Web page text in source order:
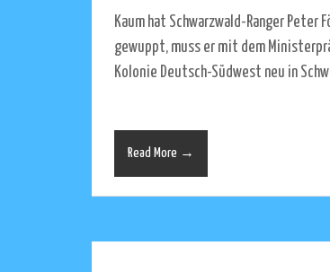
Kaum hat Schwarzwald-Ranger Peter
gewuppt, muss er mit dem
Kolonie Deutsch-Südwest neu in
Read More →